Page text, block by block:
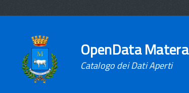
OpenData Matera
Catalogo dei Dati Aperti